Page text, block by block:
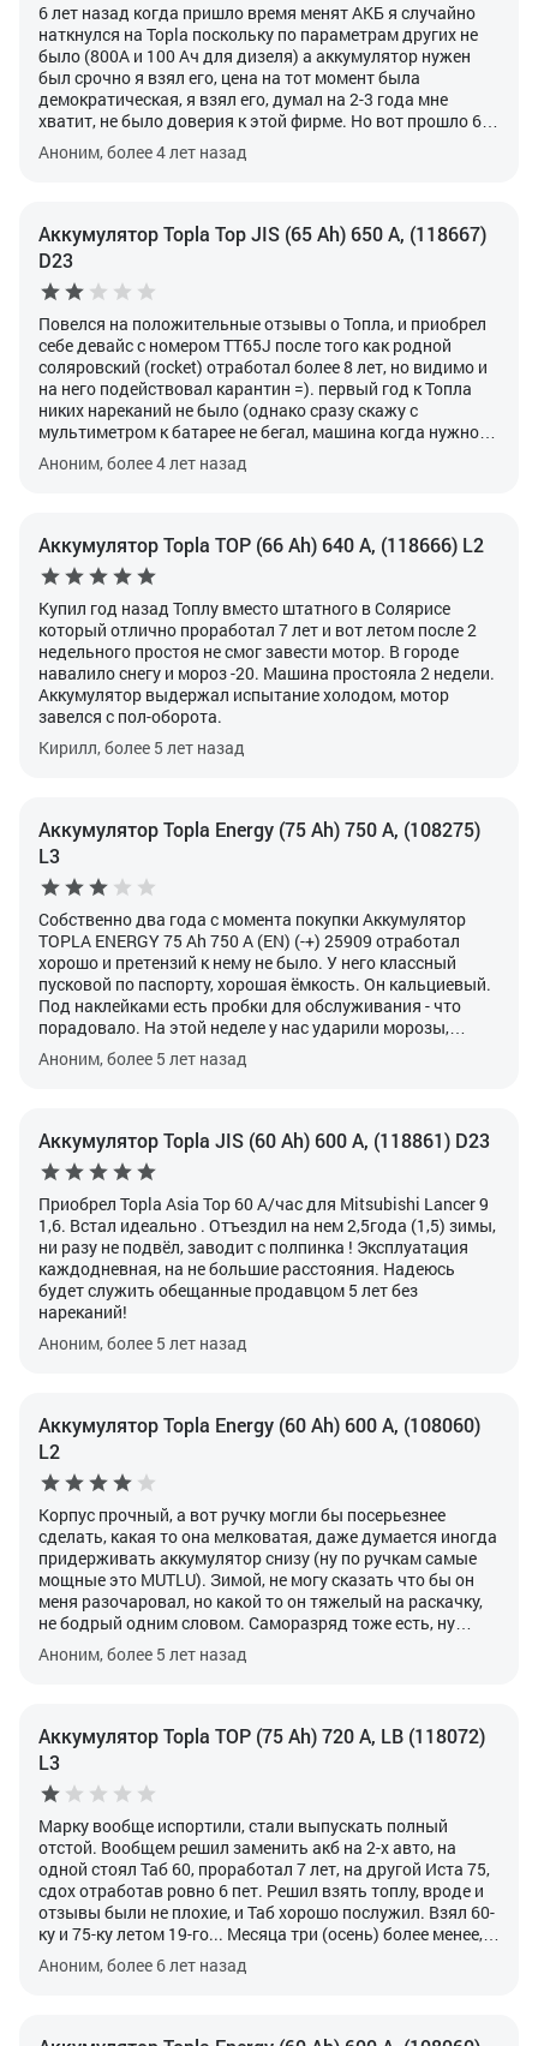
6 лет назад когда пришло время менят АКБ я случайно
наткнулся на Topla поскольку по параметрам других не
было (800А и 100 Ач для дизеля) а аккумулятор нужен
был срочно я взял его, цена на тот момент была
демократическая, я взял его, думал на 2-3 года мне
хватит, не было доверия к этой фирме. Но вот прошло 6
лет, АКБ отработал мне все эти годы отлично, и в холода
и жару и с простоями долгими и частой эксплуатацией
на дизеле с большим количеством электооборудования
он показал себя на отлично! Скорее всего если найду
такой же то снова поставлю
Аноним, более 4 лет назад
Аккумулятор Topla Top JIS (65 Ah) 650 А, (118667)
D23
Повелся на положительные отзывы о Топла, и приобрел
себе девайс с номером TT65J после того как родной
соляровский (rocket) отработал более 8 лет, но видимо и
на него подействовал карантин =). первый год к Топла
никих нареканий не было (однако сразу скажу с
мультиметром к батарее не бегал, машина когда нужно
заводилась исправно), после введения удаленок ездить
на машине стал значительно меньше, возможно это
машины выходного дня, этот "доблестный"; девайс
чудесным февральским утром подвел меня конкретно.
Оговорюсь, после январских праздников, которые
закончились 10 января, машину никто не трогал, однако
в январские пришлось покататься изрядно и ничто не
предвещало... Получается машина простояла точно
полных 3 недели. Результат: даже сигналку вырубило.
Вольтметр показывал всякую ересь, сняв АКБ заметил
изрядно округлевшие бока, др словам - лед, а внутри
батареи явно не электролит при том, что температура
была около -10 градусов, что туда льет производитель -
заморачиваться с лампочками попросту лень, да и
смысла нет, такую батарею даже если удалось бы ее
зарядить (что не факт это кальций с разрядом менее 12В,
потеря емкости ну вы поняли) до норм состояния в
машину я ставить не стану, не понятно что там лед
внутри натворил и к какому результату может привести
эксплуатация сего девайс в этом состоянии. Себе может
стать эта экономия дороже...
Аноним, более 4 лет назад
Аккумулятор Topla TOP (66 Ah) 640 А, (118666) L2
Купил год назад Топлу вместо штатного в Солярисе
который отлично проработал 7 лет и вот летом после 2
недельного простоя не смог завести мотор. В городе
навалило снегу и мороз -20. Машина простояла 2 недели.
Аккумулятор выдержал испытание холодом, мотор
завелся с пол-оборота.
Кирилл, более 5 лет назад
Аккумулятор Topla Energy (75 Ah) 750 А, (108275)
L3
Собственно два года с момента покупки Аккумулятор
TOPLA ENERGY 75 Ah 750 A (EN) (-+) 25909 отработал
хорошо и претензий к нему не было. У него классный
пусковой по паспорту, хорошая ёмкость. Он кальциевый.
Под наклейками есть пробки для обслуживания - что
порадовало. На этой неделе у нас ударили морозы,
температура достигала ночью до -27 градусов.
заводке стало понятно, что аккумулятору тяжеловато
домой, чтобы зарядить. Благо есть классное
автоматическое тяжёлое зарядное, которое хорошо
заряжает даже дизельные сотки. Знакомые берут
периодически.Ездил последнее время вроде как обычно
- машина не простаивала.Был удивлен, что аккумулятор
двухлетний так тяжело завел машину. Это при том, что в
декабре было залито свежее масло на зиму, сделано
полное ТО с проверкой электросистемы. Ток,
выдаваемый генератором в заводских параметрах.
Завтра морозы идут на спад. Надеюсь, что не придется
заниматься обращениями по гарантии ибо это будет
на фоне кучи положительных хвалебных отзывов по
данной модели на сайтах по продаже аккумуляторов.
Возникает вопрос логичный, кто же эти отзывы писал.
До этого часто использовал АКБ другого именитого
производителя немецкого. Пять-семь лет они железно
ходили.
Аноним, более 5 лет назад
Аккумулятор Topla JIS (60 Ah) 600 А, (118861) D23
Приобрел Topla Asia Top 60 А/час для Mitsubishi Lancer 9
1,6. Встал идеально . Отъездил на нем 2,5года (1,5) зимы,
ни разу не подвёл, заводит с полпинка ! Эксплуатация
каждодневная, на не большие расстояния. Надеюсь
будет служить обещанные продавцом 5 лет без
нареканий!
Аноним, более 5 лет назад
Аккумулятор Topla Energy (60 Ah) 600 А, (108060)
L2
Корпус прочный, а вот ручку могли бы посерьезнее
сделать, какая то она мелковатая, даже думается иногда
придерживать аккумулятор снизу (ну по ручкам самые
мощные это MUTLU). Зимой, не могу сказать что бы он
меня разочаровал, но какой то он тяжелый на раскачку,
не бодрый одним словом. Саморазряд тоже есть, ну
естестенно я считаю, много зависит от стиля езды. Не
скажу что я мало езжу зимой и вроде не только по городу,
нужен я считаю. Плотность держит хорошо, в общем
норм аккумулятор, пользуюсь два года.
Аноним, более 5 лет назад
Аккумулятор Topla TOP (75 Ah) 720 А, LB (118072)
L3
Марку вообще испортили, стали выпускать полный
отстой. Вообщем решил заменить акб на 2-х авто, на
одной стоял Таб 60, проработал 7 лет, на другой Иста 75,
сдох отработав ровно 6 пет. Решил взять топлу, вроде и
отзывы были не плохие, и Таб хорошо послужил. Взял 60-
ку и 75-ку летом 19-го... Месяца три (осень) более менее,
хотя если авто не заводилась неделю, уже как то не
уверенно крутили. Дальше больше, зима 19-20, считай и
Аноним, более 6 лет назад